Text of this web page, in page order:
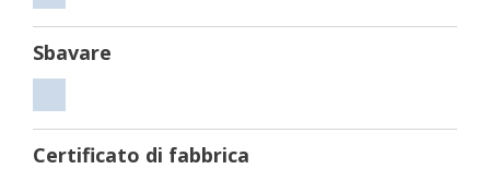
Sbavare
Certificato di fabbrica